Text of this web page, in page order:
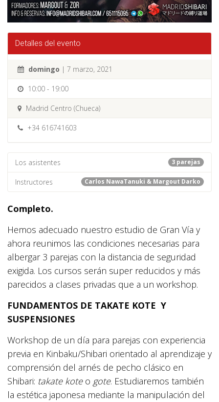
Detalles del evento
domingo | 7 marzo, 2021
10:00 - 19:00
Madrid Centro (Chueca)
+34 616741603
3 parejas
Los asistentes
Carlos NawaTanuki & Margout Darko
Instructores
Completo.
Hemos adecuado nuestro estudio de Gran Vía y
ahora reunimos las condiciones necesarias para
albergar 3 parejas con la distancia de seguridad
exigida. Los cursos serán super reducidos y más
parecidos a clases privadas que a un workshop.
FUNDAMENTOS DE TAKATE KOTE Y
SUSPENSIONES
Workshop de un día para parejas con experiencia
previa en Kinbaku/Shibari orientado al aprendizaje y
comprensión del arnés de pecho clásico en
Shibari: takate koteo gote. Estudiaremos también
la estética japonesa mediante la manipulación del